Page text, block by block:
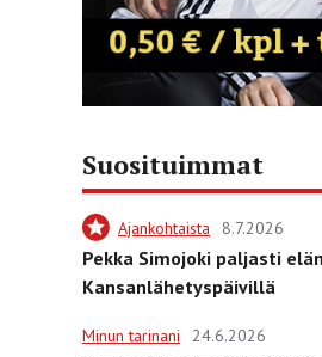
Suosituimmat
Ajankohtaista 8.7.2026
Pekka Simojoki paljasti
Kansanlähetyspäivillä
Minun tarinani 24.6.2026